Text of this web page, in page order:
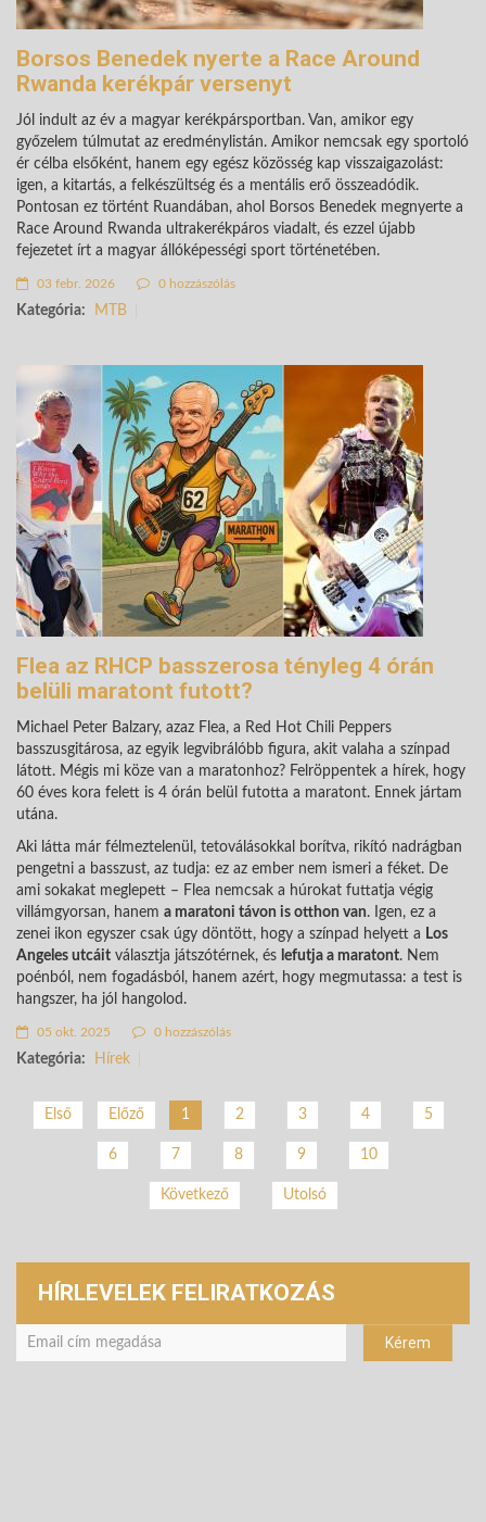
Borsos Benedek nyerte a Race Around
Rwanda kerékpár versenyt
Jól indult az év a magyar kerékpársportban. Van, amikor egy
győzelem túlmutat az eredménylistán. Amikor nemcsak egy sportoló
ér célba elsőként, hanem egy egész közösség kap visszaigazolást:
igen, a kitartás, a felkészültség és a mentális erő összeadódik.
Pontosan ez történt Ruandában, ahol Borsos Benedek megnyerte a
Race Around Rwanda ultrakerékpáros viadalt, és ezzel újabb
fejezetet írt a magyar állóképességi sport történetében.
03 febr. 2026 0 hozzászólás
Kategória: MTB
Flea az RHCP basszerosa tényleg 4 órán
belüli maratont futott?
Michael Peter Balzary, azaz Flea, a Red Hot Chili Peppers
basszusgitárosa, az egyik legvibrálóbb figura, akit valaha a színpad
látott. Mégis mi köze van a maratonhoz? Felröppentek a hírek, hogy
60 éves kora felett is 4 órán belül futotta a maratont. Ennek jártam
utána.
Aki látta már félmeztelenül, tetoválásokkal borítva, rikító nadrágban
pengetni a basszust, az tudja: ez az ember nem ismeri a féket. De
ami sokakat meglepett – Flea nemcsak a húrokat futtatja végig
villámgyorsan, hanem a maratoni távon is otthon van. Igen, ez a
zenei ikon egyszer csak úgy döntött, hogy a színpad helyett a Los
Angeles utcáit választja játszótérnek, és lefutja a maratont. Nem
poénból, nem fogadásból, hanem azért, hogy megmutassa: a test is
hangszer, ha jól hangolod.
05 okt. 2025 0 hozzászólás
Kategória: Hírek
Első Előző 1 2 3 4 5
6 7 8 9 10
Következő Utolsó
HÍRLEVELEK FELIRATKOZÁS